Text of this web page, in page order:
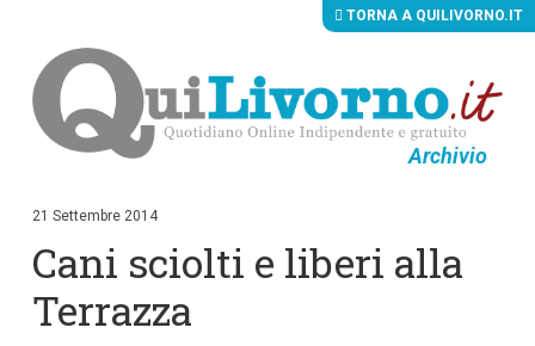
Archivio
i
c
TORNA A QUILIVORNO.IT
21 Settembre 2014
Cani sciolti e liberi alla
Terrazza